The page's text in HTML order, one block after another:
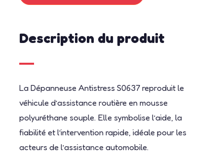
Description du produit
La Dépanneuse Antistress S0637 reproduit le
véhicule d’assistance routière en mousse
polyuréthane souple. Elle symbolise l’aide, la
fiabilité et l’intervention rapide, idéale pour les
acteurs de l’assistance automobile.